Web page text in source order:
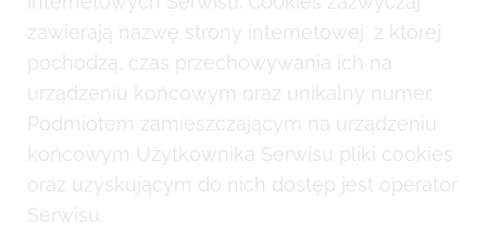
zawierają nazwę strony internetowej, z której
pochodzą, czas przechowywania ich na
urządzeniu końcowym oraz unikalny numer.
Podmiotem zamieszczającym na urządzeniu
końcowym Użytkownika Serwisu pliki cookies
oraz uzyskującym do nich dostęp jest operator
Serwisu.